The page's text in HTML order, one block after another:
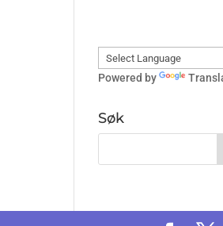
Powered by
Søk